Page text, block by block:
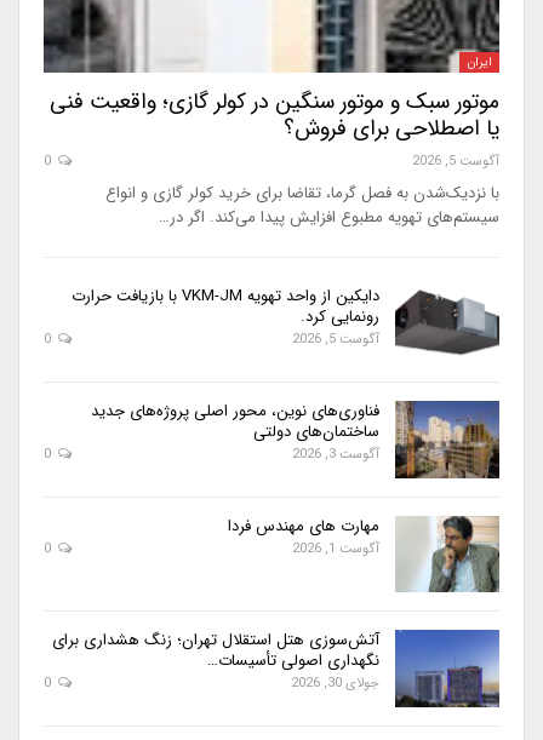
ایران
موتور سبک و موتور سنگین در کولر گازی؛ واقعیت فنی
یا اصطلاحی برای فروش؟
آگوست 5, 2026
با نزدیک‌شدن به فصل گرما، تقاضا برای خرید کولر گازی و انواع
سیستم‌های تهویه مطبوع افزایش پیدا می‌کند. اگر در…
دایکین از واحد تهویه VKM-JM با بازیافت حرارت
رونمایی کرد.
آگوست 5, 2026
فناوری‌های نوین، محور اصلی پروژه‌های جدید
ساختمان‌های دولتی
آگوست 3, 2026
مهارت های مهندس فردا
آگوست 1, 2026
آتش‌سوزی هتل استقلال تهران؛ زنگ هشداری برای
نگهداری اصولی تأسیسات…
جولای 30, 2026